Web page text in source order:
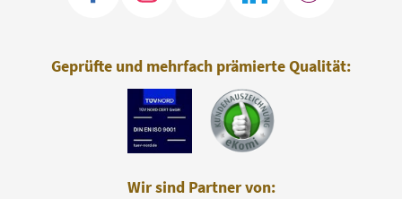
Geprüfte und mehrfach prämierte Qualität:
Wir sind Partner von: